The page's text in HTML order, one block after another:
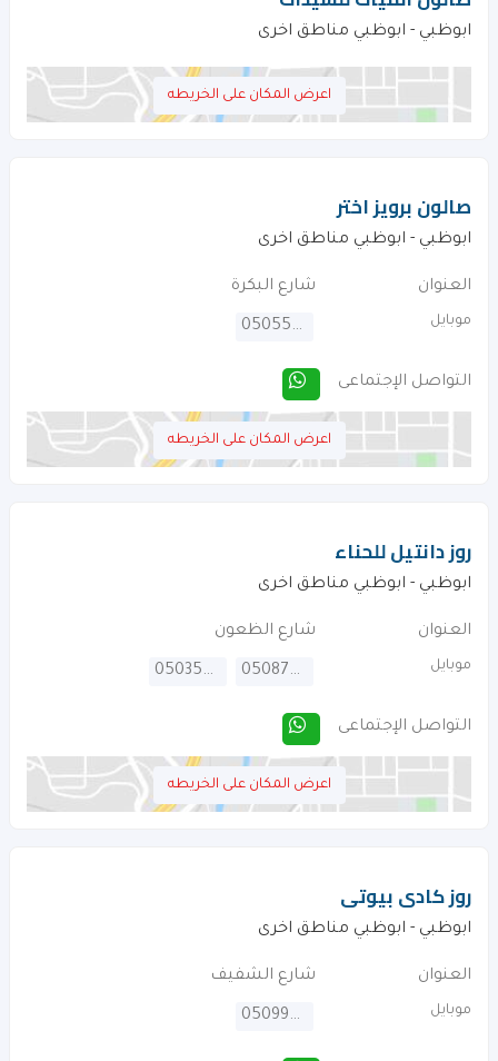
ابوظبي - ابوظبي مناطق اخرى
اعرض المكان على الخريطه
صالون برويز اختر
ابوظبي - ابوظبي مناطق اخرى
العنوان شارع البكرة
موبايل 0505521169
التواصل الإجتماعى
اعرض المكان على الخريطه
روز دانتيل للحناء
ابوظبي - ابوظبي مناطق اخرى
العنوان شارع الظعون
موبايل 0508772333
0503557337
التواصل الإجتماعى
اعرض المكان على الخريطه
روز كادى بيوتى
ابوظبي - ابوظبي مناطق اخرى
العنوان شارع الشفيف
موبايل 0509986027